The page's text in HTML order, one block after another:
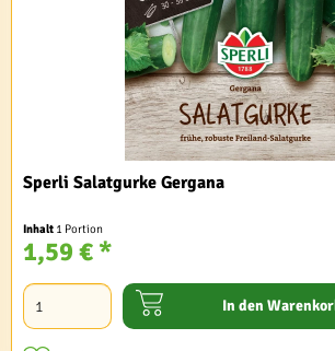
Sperli Salatgurke Gergana
Inhalt 1 Portion
1,59 € *
In den